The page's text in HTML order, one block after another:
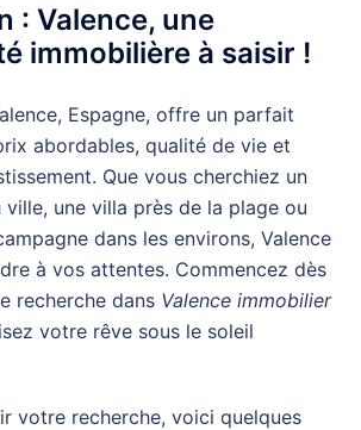
: Valence, une
immobilière à saisir !
Espagne, offre un parfait
abordables, qualité de vie et
Que vous cherchiez un
une villa près de la plage ou
dans les environs, Valence
à vos attentes. Commencez dès
recherche dans Valence immobilier
votre rêve sous le soleil
votre recherche, voici quelques